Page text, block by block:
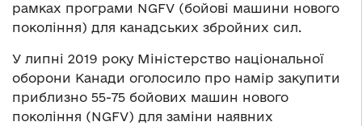
рамках програми NGFV (бойові машини нового
покоління) для канадських збройних сил.
У липні 2019 року Міністерство національної
оборони Канади оголосило про намір закупити
приблизно 55-75 бойових машин нового
покоління (NGFV) для заміни наявних